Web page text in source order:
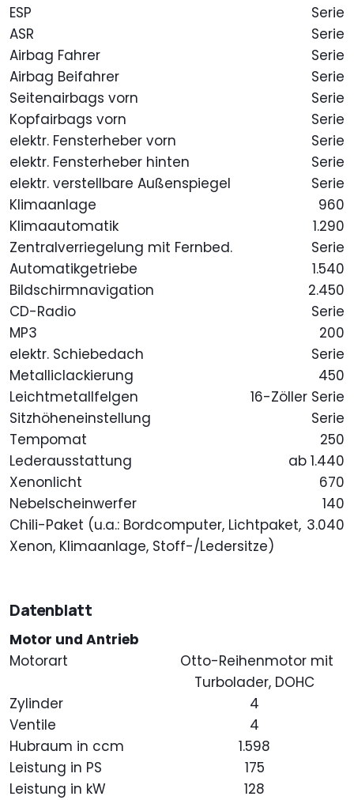
ESP
Serie
ASR
Serie
Airbag Fahrer
Serie
Airbag Beifahrer
Serie
Seitenairbags vorn
Serie
Kopfairbags vorn
Serie
elektr. Fensterheber vorn
Serie
elektr. Fensterheber hinten
Serie
elektr. verstellbare Außenspiegel
Serie
Klimaanlage
960
Klimaautomatik
1.290
Zentralverriegelung mit Fernbed.
Serie
Automatikgetriebe
1.540
Bildschirmnavigation
2.450
CD-Radio
Serie
MP3
200
elektr. Schiebedach
Serie
Metalliclackierung
450
Leichtmetallfelgen
16-Zöller Serie
Sitzhöheneinstellung
Serie
Tempomat
250
Lederausstattung
ab 1.440
Xenonlicht
670
Nebelscheinwerfer
140
Chili-Paket (u.a.: Bordcomputer, Lichtpaket,
Xenon, Klimaanlage, Stoff-/Ledersitze)
3.040
Datenblatt
Motor und Antrieb
Motorart
Otto-Reihenmotor mit
Turbolader, DOHC
Zylinder
4
Ventile
4
Hubraum in ccm
1.598
Leistung in PS
175
Leistung in kW
128